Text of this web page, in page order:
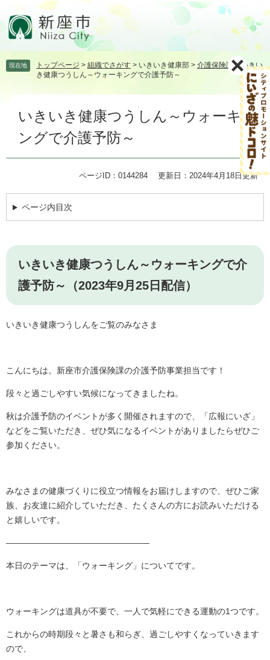
頭飛 現在地 トップページ > 組織でさがす > いきいき健康部 > 介護保険課 >いきい
き健康つうしん～ウォーキングで介護予防～
いきいき健康つうしん～ウォーキ
ングで介護予防～
ページID：0144284 更新日：2024年4月18日更新
ページ内目次
いきいき健康つうしん～ウォーキングで介
護予防～（2023年9月25日配信）
いきいき健康つうしんをご覧のみなさま
こんにちは。新座市介護保険課の介護予防事業担当です！
段々と過ごしやすい気候になってきましたね。
秋は介護予防のイベントが多く開催されますので、「広報にいざ」
などをご覧いただき、ぜひ気になるイベントがありましたらぜひご
参加ください。
みなさまの健康づくりに役立つ情報をお届けしますので、ぜひご家
族、お友達に紹介していただき、たくさんの方にお読みいただける
と嬉しいです。
―――――――――――――――――
本日のテーマは、「ウォーキング」についてです。
ウォーキングは道具が不要で、一人で気軽にできる運動の1つです。
これからの時期段々と暑さも和らぎ、過ごしやすくなっていきます
ので、